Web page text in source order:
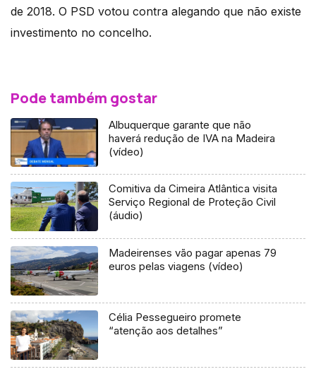
de 2018. O PSD votou contra alegando que não existe
investimento no concelho.
Pode também gostar
Albuquerque garante que não
haverá redução de IVA na Madeira
(vídeo)
Comitiva da Cimeira Atlântica visita
Serviço Regional de Proteção Civil
(áudio)
Madeirenses vão pagar apenas 79
euros pelas viagens (vídeo)
Célia Pessegueiro promete
“atenção aos detalhes”